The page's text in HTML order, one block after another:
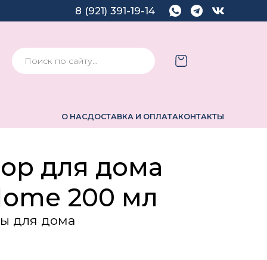
8 (921) 391-19-14
О НАСДОСТАВКА И ОПЛАТАКОНТАКТЫ
для дома
200 мл
для дома